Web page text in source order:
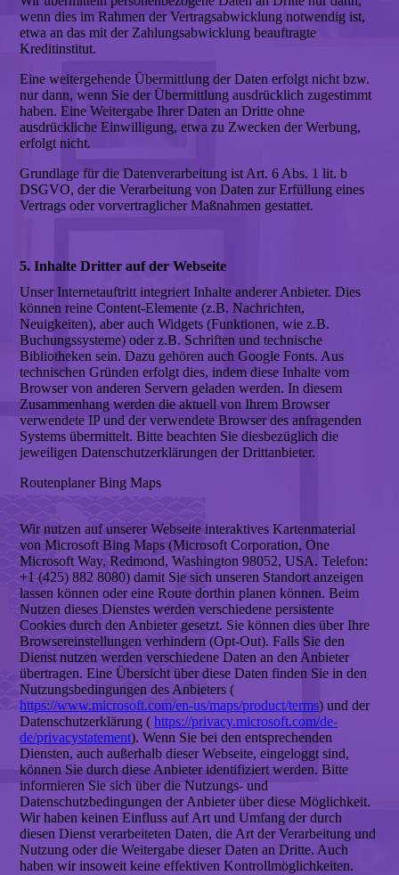
wenn dies im Rahmen der Vertragsabwicklung notwendig ist,
etwa an das mit der Zahlungsabwicklung beauftragte
Kreditinstitut.
Eine weitergehende Übermittlung der Daten erfolgt nicht bzw.
nur dann, wenn Sie der Übermittlung ausdrücklich zugestimmt
haben. Eine Weitergabe Ihrer Daten an Dritte ohne
ausdrückliche Einwilligung, etwa zu Zwecken der Werbung,
erfolgt nicht.
Grundlage für die Datenverarbeitung ist Art. 6 Abs. 1 lit. b
DSGVO, der die Verarbeitung von Daten zur Erfüllung eines
Vertrags oder vorvertraglicher Maßnahmen gestattet.
5. Inhalte Dritter auf der Webseite
Unser Internetauftritt integriert Inhalte anderer Anbieter. Dies
können reine Content-Elemente (z.B. Nachrichten,
Neuigkeiten), aber auch Widgets (Funktionen, wie z.B.
Buchungssysteme) oder z.B. Schriften und technische
Bibliotheken sein. Dazu gehören auch Google Fonts. Aus
technischen Gründen erfolgt dies, indem diese Inhalte vom
Browser von anderen Servern geladen werden. In diesem
Zusammenhang werden die aktuell von Ihrem Browser
verwendete IP und der verwendete Browser des anfragenden
Systems übermittelt. Bitte beachten Sie diesbezüglich die
jeweiligen Datenschutzerklärungen der Drittanbieter.
Routenplaner Bing Maps
Wir nutzen auf unserer Webseite interaktives Kartenmaterial
von Microsoft Bing Maps (Microsoft Corporation, One
Microsoft Way, Redmond, Washington 98052, USA. Telefon:
+1 (425) 882 8080) damit Sie sich unseren Standort anzeigen
lassen können oder eine Route dorthin planen können. Beim
Nutzen dieses Dienstes werden verschiedene persistente
Cookies durch den Anbieter gesetzt. Sie können dies über Ihre
Browsereinstellungen verhindern (Opt-Out). Falls Sie den
Dienst nutzen werden verschiedene Daten an den Anbieter
übertragen. Eine Übersicht über diese Daten finden Sie in den
Nutzungsbedingungen des Anbieters (
https://www.microsoft.com/en-us/maps/product/terms) und der
Datenschutzerklärung (https://privacy.microsoft.com/de-
de/privacystatement). Wenn Sie bei den entsprechenden
Diensten, auch außerhalb dieser Webseite, eingeloggt sind,
können Sie durch diese Anbieter identifiziert werden. Bitte
informieren Sie sich über die Nutzungs- und
Datenschutzbedingungen der Anbieter über diese Möglichkeit.
Wir haben keinen Einfluss auf Art und Umfang der durch
diesen Dienst verarbeiteten Daten, die Art der Verarbeitung und
Nutzung oder die Weitergabe dieser Daten an Dritte. Auch
haben wir insoweit keine effektiven Kontrollmöglichkeiten.